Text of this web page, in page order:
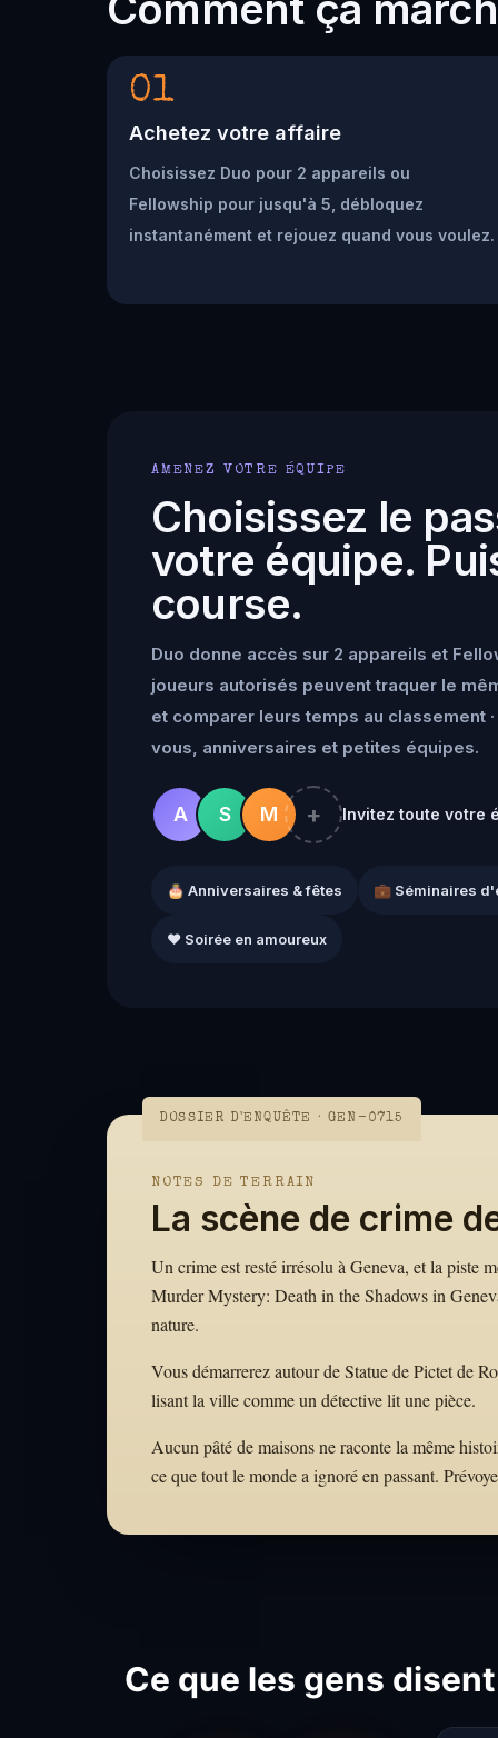
01
Achetez votre affaire
Choisissez Duo pour 2 appareils ou
Fellowship pour jusqu'à 5, débloquez
instantanément et rejouez quand vous voulez.
AMENEZ VOTRE ÉQUIPE
Choisissez le
votre équipe.
course.
Duo donne accès sur 2 appareils et
joueurs autorisés peuvent traquer le
et comparer leurs temps au classement
vous, anniversaires et petites équipes.
A S M + Invitez toute votre
🎂 Anniversaires & fêtes 💼 Séminaires
❤️ Soirée en amoureux
DOSSIER D'ENQUÊTE · GEN-0715
NOTES DE TERRAIN
La scène de crime
Un crime est resté irrésolu à Geneva, et la piste
Murder Mystery: Death in the Shadows in
nature.
Vous démarrerez autour de Statue de Pictet de
lisant la ville comme un détective lit une pièce.
Aucun pâté de maisons ne raconte la même
ce que tout le monde a ignoré en passant.
Ce que les gens